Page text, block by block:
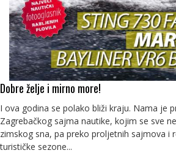
Dobre želje i mirno more!
I ova godina se polako bliži kraju. Nama je
Zagrebačkog sajma nautike, kojim se sve
zimskog sna, pa preko proljetnih sajmova i
turističke sezone...